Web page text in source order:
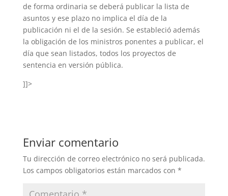
de forma ordinaria se deberá publicar la lista de
asuntos y ese plazo no implica el día de la
publicación ni el de la sesión. Se estableció además
la obligación de los ministros ponentes a publicar, el
día que sean listados, todos los proyectos de
sentencia en versión pública.
]]>
Enviar comentario
Tu dirección de correo electrónico no será publicada.
Los campos obligatorios están marcados con *